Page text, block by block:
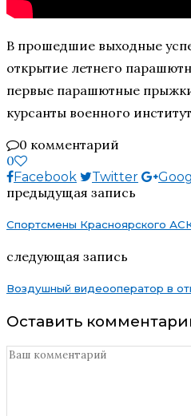
В прошедшие выходные
открытие летнего
первые парашютные
курсанты военного
0 комментарий
0
Facebook Twitter
предыдущая запись
Спортсмены Красноярского
следующая запись
Воздушный видеооператор в
Оставить